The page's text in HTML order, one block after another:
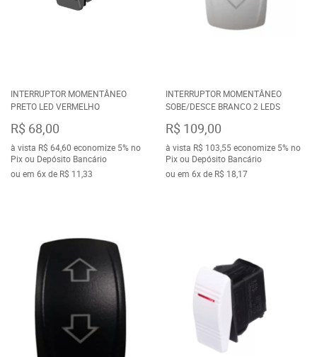
INTERRUPTOR MOMENTÂNEO
PRETO LED VERMELHO
R$ 68,00
à vista R$ 64,60 economize 5%no
Pix ou Depósito Bancário
ou em 6xde R$ 11,33
INTERRUPTOR MOMENTÂNEO
SOBE/DESCE BRANCO 2 LEDS
R$ 109,00
à vista R$ 103,55economize 5%no
Pix ou Depósito Bancário
ou em 6xde R$ 18,17